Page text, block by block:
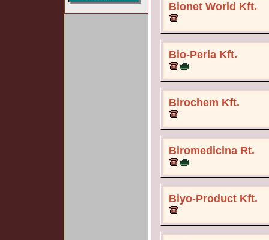
Bionet World Kft.
Bio-Perla Kft.
Birochem Kft.
Biromedicina Rt.
Biyo-Product Kft.